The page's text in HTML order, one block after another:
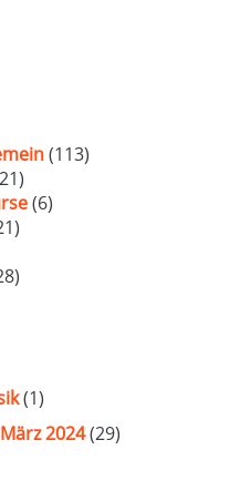
(113)
(6)
(1)
2024(29)